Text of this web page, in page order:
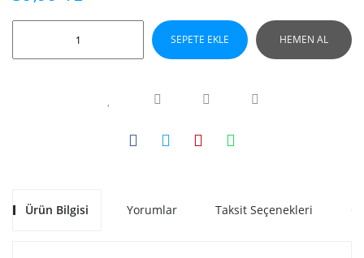
SEPETE EKLE HEMEN AL
Ürün Bilgisi Yorumlar Taksit Seçenekleri